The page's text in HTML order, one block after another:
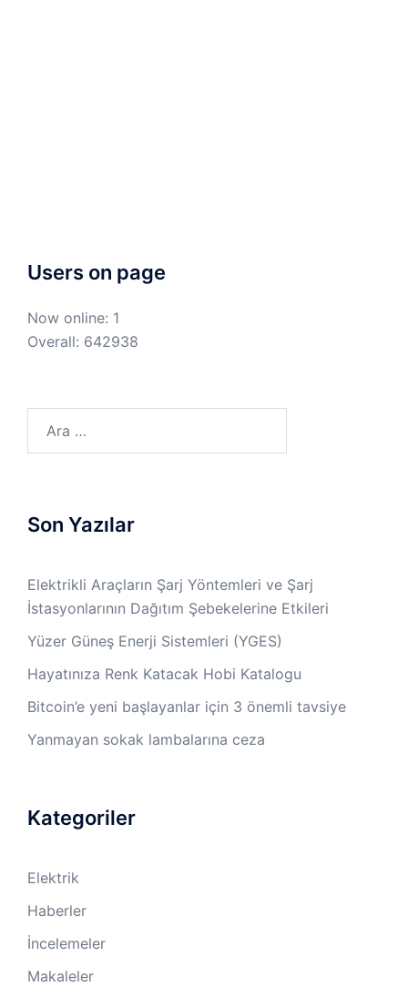
Users on page
Now online: 1
Overall: 642938
Son Yazılar
Elektrikli Araçların Şarj Yöntemleri ve Şarj
İstasyonlarının Dağıtım Şebekelerine Etkileri
Yüzer Güneş Enerji Sistemleri (YGES)
Hayatınıza Renk Katacak Hobi Katalogu
Bitcoin’e yeni başlayanlar için 3 önemli tavsiye
Yanmayan sokak lambalarına ceza
Kategoriler
Elektrik
Haberler
İncelemeler
Makaleler